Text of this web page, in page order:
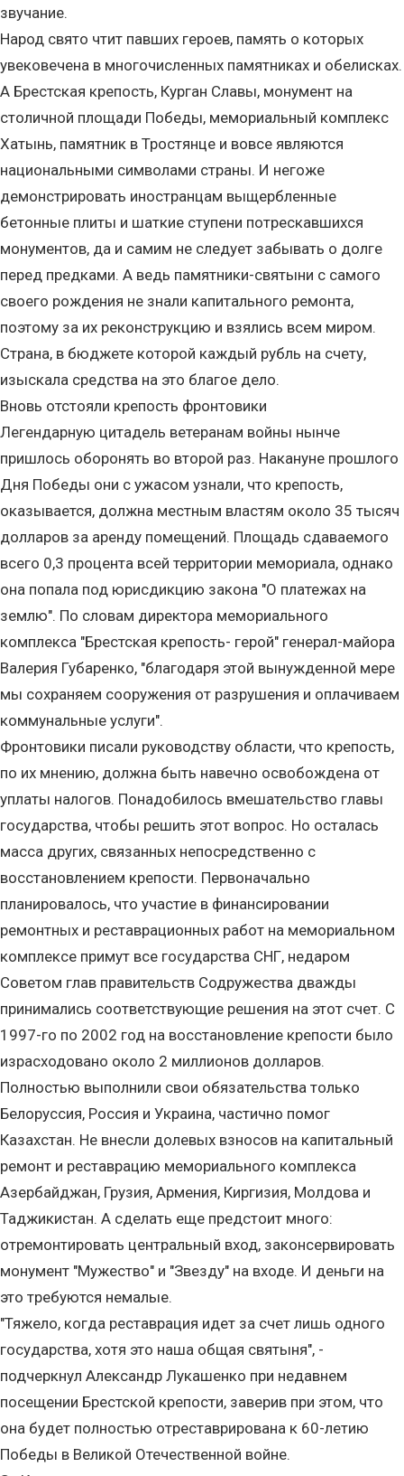
звучание.
Народ свято чтит павших героев, память о которых
увековечена в многочисленных памятниках и обелисках.
А Брестская крепость, Курган Славы, монумент на
столичной площади Победы, мемориальный комплекс
Хатынь, памятник в Тростянце и вовсе являются
национальными символами страны. И негоже
демонстрировать иностранцам выщербленные
бетонные плиты и шаткие ступени потрескавшихся
монументов, да и самим не следует забывать о долге
перед предками. А ведь памятники-святыни с самого
своего рождения не знали капитального ремонта,
поэтому за их реконструкцию и взялись всем миром.
Страна, в бюджете которой каждый рубль на счету,
изыскала средства на это благое дело.
Вновь отстояли крепость фронтовики
Легендарную цитадель ветеранам войны нынче
пришлось оборонять во второй раз. Накануне прошлого
Дня Победы они с ужасом узнали, что крепость,
оказывается, должна местным властям около 35 тысяч
долларов за аренду помещений. Площадь сдаваемого
всего 0,3 процента всей территории мемориала, однако
она попала под юрисдикцию закона "О платежах на
землю". По словам директора мемориального
комплекса "Брестская крепость- герой" генерал-майора
Валерия Губаренко, "благодаря этой вынужденной мере
мы сохраняем сооружения от разрушения и оплачиваем
коммунальные услуги".
Фронтовики писали руководству области, что крепость,
по их мнению, должна быть навечно освобождена от
уплаты налогов. Понадобилось вмешательство главы
государства, чтобы решить этот вопрос. Но осталась
масса других, связанных непосредственно с
восстановлением крепости. Первоначально
планировалось, что участие в финансировании
ремонтных и реставрационных работ на мемориальном
комплексе примут все государства СНГ, недаром
Советом глав правительств Содружества дважды
принимались соответствующие решения на этот счет. С
1997-го по 2002 год на восстановление крепости было
израсходовано около 2 миллионов долларов.
Полностью выполнили свои обязательства только
Белоруссия, Россия и Украина, частично помог
Казахстан. Не внесли долевых взносов на капитальный
ремонт и реставрацию мемориального комплекса
Азербайджан, Грузия, Армения, Киргизия, Молдова и
Таджикистан. А сделать еще предстоит много:
отремонтировать центральный вход, законсервировать
монумент "Мужество" и "Звезду" на входе. И деньги на
это требуются немалые.
"Тяжело, когда реставрация идет за счет лишь одного
государства, хотя это наша общая святыня", -
подчеркнул Александр Лукашенко при недавнем
посещении Брестской крепости, заверив при этом, что
она будет полностью отреставрирована к 60-летию
Победы в Великой Отечественной войне.